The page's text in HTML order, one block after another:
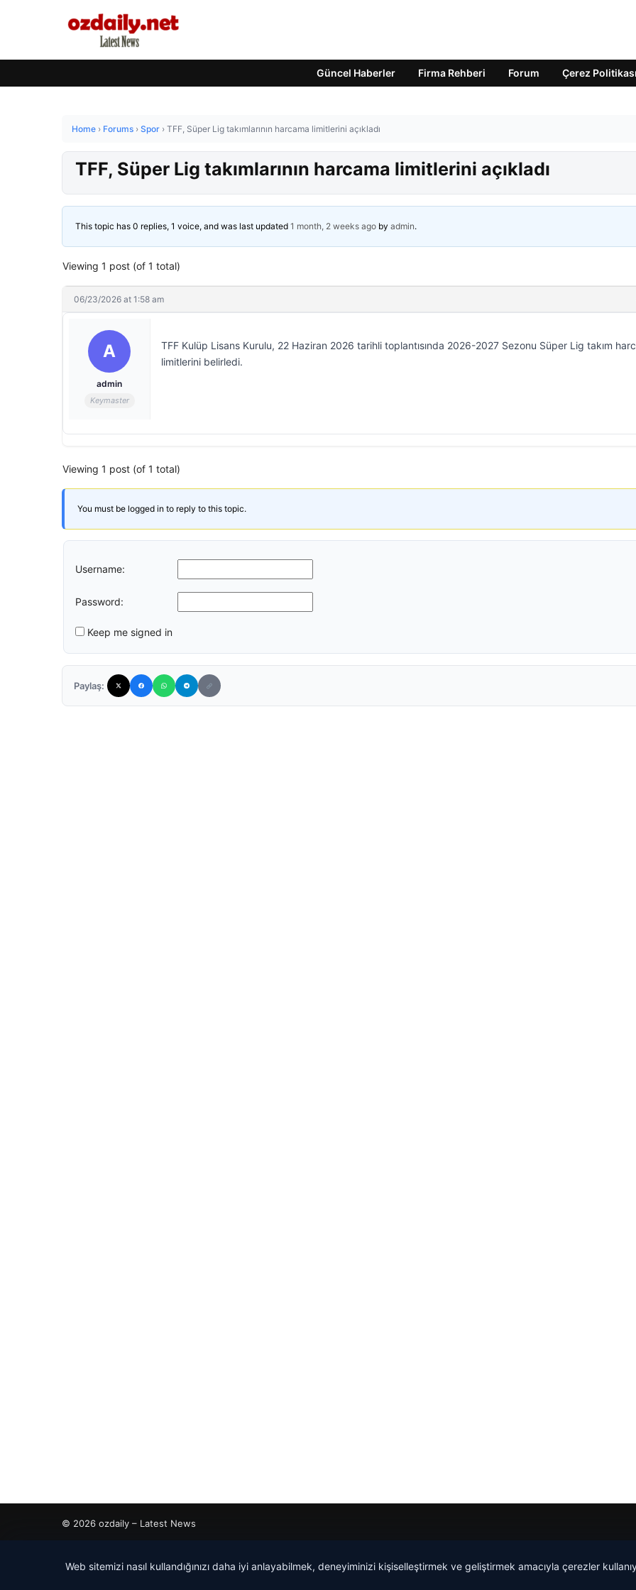
Güncel Haberler Firma Rehberi Forum Çerez Politikası
Home › Forums › Spor › TFF, Süper Lig takımlarının harcama limitlerini açıkladı
TFF, Süper Lig takımlarının harcama limitlerini açıkladı
This topic has 0 replies, 1 voice, and was last updated 1 month, 2 weeks ago by admin.
Viewing 1 post (of 1 total)
06/23/2026 at 1:58 am
A
admin
Keymaster
TFF Kulüp Lisans Kurulu, 22 Haziran 2026 tarihli toplantısında 2026-2027 Sezonu Süper Lig takım
limitlerini belirledi.
Viewing 1 post (of 1 total)
You must be logged in to reply to this topic.
Username:
Password:
Keep me signed in
Paylaş:
© 2026 ozdaily – Latest News
Web sitemizi nasıl kullandığınızı daha iyi anlayabilmek, deneyiminizi kişiselleştirmek ve geliştirmek amacıyla çerezler